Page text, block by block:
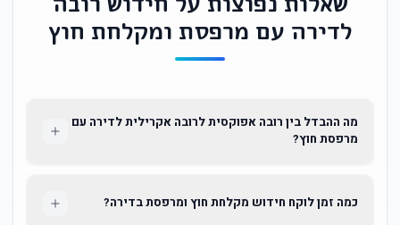
לדירה עם מרפסת ומקלחת חוץ
מה ההבדל בין רובה אפוקסית לרובה אקרילית לדירה עם
מרפסת חוץ?
כמה זמן לוקח חידוש מקלחת חוץ ומרפסת בדירה?